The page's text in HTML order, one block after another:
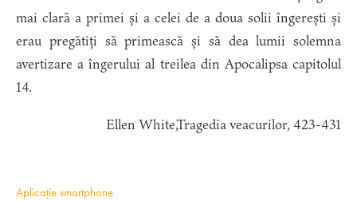
mai clară a primei și a celei de a doua solii îngerești și
erau pregătiți să primească și să dea lumii solemna
avertizare a îngerului al treilea din Apocalipsa capitolul
14.
Ellen White,Tragedia veacurilor, 423-431
Aplicație smartphone